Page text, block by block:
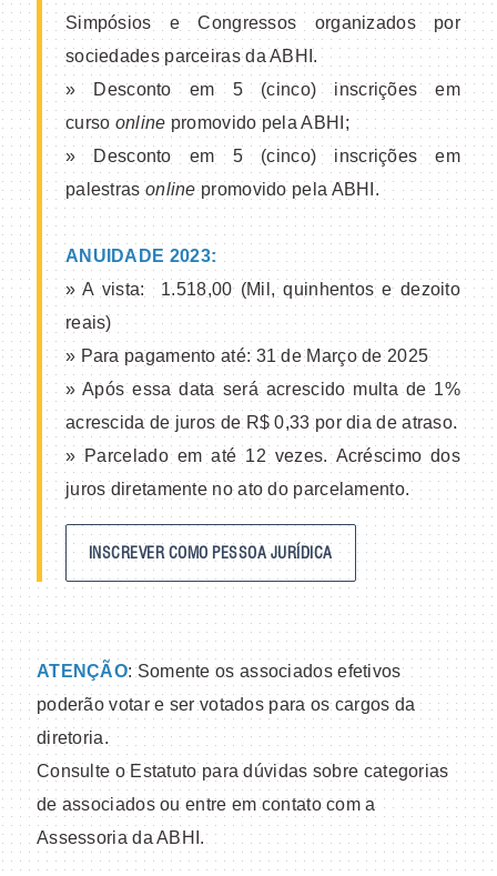
Simpósios e Congressos organizados por
sociedades parceiras da ABHI.
» Desconto em 5 (cinco) inscrições em
curso online promovido pela ABHI;
» Desconto em 5 (cinco) inscrições em
palestrasonlinepromovido pela ABHI.
ANUIDADE 2023:
» A vista: 1.518,00 (Mil, quinhentos e dezoito
reais)
» Para pagamento até: 31 de Março de 2025
» Após essa data será acrescido multa de 1%
acrescida de juros de R$ 0,33 por dia de atraso.
» Parcelado em até 12 vezes. Acréscimo dos
juros diretamente no ato do parcelamento.
INSCREVER COMO PESSOA JURÍDICA
ATENÇÃO: Somente os associados efetivos
poderão votar e ser votados para os cargos da
diretoria.
Consulte o Estatuto para dúvidas sobre categorias
de associados ou entre em contato com a
Assessoria da ABHI.